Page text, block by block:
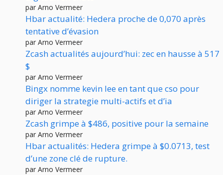
par Arno Vermeer
Hbar actualité: Hedera proche de 0,070 après
tentative d’évasion
par Arno Vermeer
Zcash actualités aujourd’hui: zec en hausse à 517
$
par Arno Vermeer
Bingx nomme kevin lee en tant que cso pour
diriger la strategie multi-actifs et d’ia
par Arno Vermeer
Zcash grimpe à $486, positive pour la semaine
par Arno Vermeer
Hbar actualités: Hedera grimpe à $0.0713, test
d’une zone clé de rupture.
par Arno Vermeer